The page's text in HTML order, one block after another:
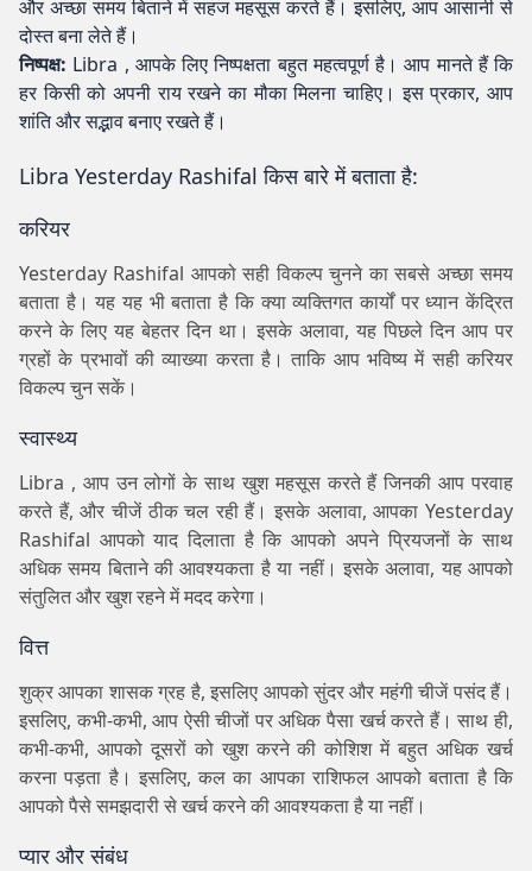
और अच्छा समय बिताने में सहज महसूस करते हैं। इसलिए, आप आसानी से
दोस्त बना लेते हैं।
निष्पक्ष: Libra , आपके लिए निष्पक्षता बहुत महत्वपूर्ण है। आप मानते हैं कि
हर किसी को अपनी राय रखने का मौका मिलना चाहिए। इस प्रकार, आप
शांति और सद्भाव बनाए रखते हैं।
Libra Yesterday Rashifal किस बारे में बताता है:
करियर
Yesterday Rashifal आपको सही विकल्प चुनने का सबसे अच्छा समय
बताता है। यह यह भी बताता है कि क्या व्यक्तिगत कार्यों पर ध्यान केंद्रित
करने के लिए यह बेहतर दिन था। इसके अलावा, यह पिछले दिन आप पर
ग्रहों के प्रभावों की व्याख्या करता है। ताकि आप भविष्य में सही करियर
विकल्प चुन सकें।
स्वास्थ्य
Libra , आप उन लोगों के साथ खुश महसूस करते हैं जिनकी आप परवाह
करते हैं, और चीजें ठीक चल रही हैं। इसके अलावा, आपका Yesterday
Rashifal आपको याद दिलाता है कि आपको अपने प्रियजनों के साथ
अधिक समय बिताने की आवश्यकता है या नहीं। इसके अलावा, यह आपको
संतुलित और खुश रहने में मदद करेगा।
वित्त
शुक्र आपका शासक ग्रह है, इसलिए आपको सुंदर और महंगी चीजें पसंद हैं।
इसलिए, कभी-कभी, आप ऐसी चीजों पर अधिक पैसा खर्च करते हैं। साथ ही,
कभी-कभी, आपको दूसरों को खुश करने की कोशिश में बहुत अधिक खर्च
करना पड़ता है। इसलिए, कल का आपका राशिफल आपको बताता है कि
आपको पैसे समझदारी से खर्च करने की आवश्यकता है या नहीं।
प्यार और संबंध